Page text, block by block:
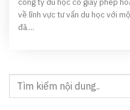
về lĩnh vực tư vấn du học với
đã....